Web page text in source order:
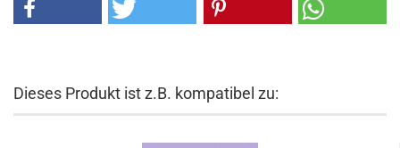
Dieses Produkt ist z.B. kompatibel zu: